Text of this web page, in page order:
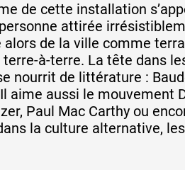
de cette installation
attirée
alors de la ville comme
à-terre. La tête dans
nourrit de littérature :
aime aussi le mouvement
Paul Mac Carthy ou
la culture alternative,